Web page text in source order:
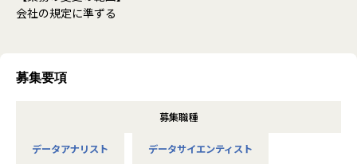
会社の規定に準ずる
募集要項
募集職種
データアナリスト データサイエンティスト